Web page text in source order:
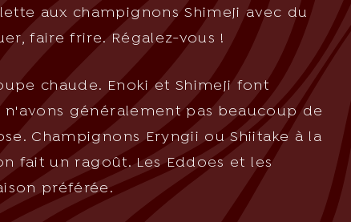
aux champignons Shimeji avec du
faire frire. Régalez-vous !
chaude. Enoki et Shimeji font
généralement pas beaucoup de
Champignons Eryngii ou Shiitake à la
fait un ragoût. Les Eddoes et les
préférée.